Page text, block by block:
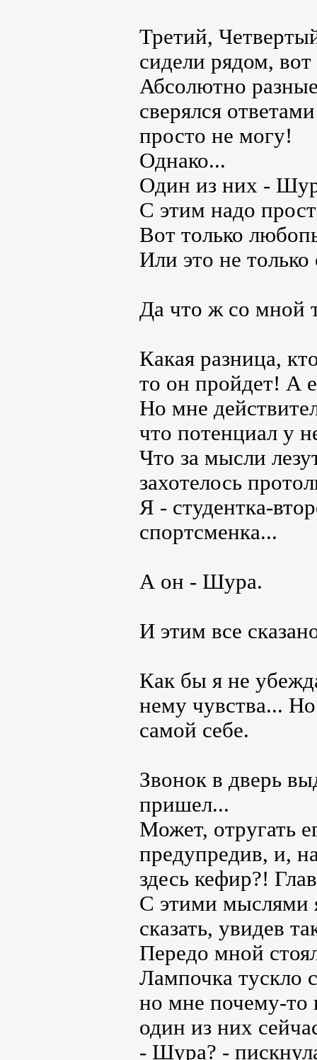
Третий,
сидели рядом,
Абсолютно
сверялся
просто не могу!
Однако...
Один из них -
С этим надо
Вот только
Или это не
Да что ж со мной
Какая разница,
то он пройдет! А
Но мне
что потенциал у
Что за мысли
захотелось
Я - студентка-
спортсменка...
А он - Шура.
И этим все
Как бы я не
нему чувства...
самой себе.
Звонок в дверь
пришел...
Может, отругать
предупредив, и,
здесь кефир?!
С этими мыслями
сказать, увидев
Передо мной
Лампочка тускло
но мне почему-то
один из них
- Шура? -